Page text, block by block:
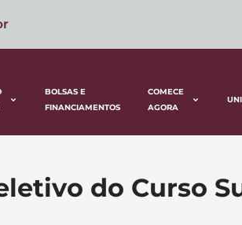
BOLSAS E
FINANCIAMENTOS
COMECE
AGORA
do Curso